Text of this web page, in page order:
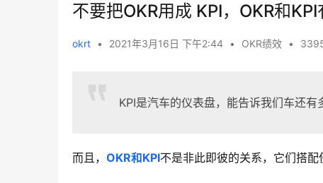
不要把OKR用成 KPI，OKR和KPI
okrt • 2021年3月16日 下午2:44 • OKR绩效 •
KPI是汽车的仪表盘，能告诉我们车还有
而且， OKR和KPI不是非此即彼的关系，它们搭配